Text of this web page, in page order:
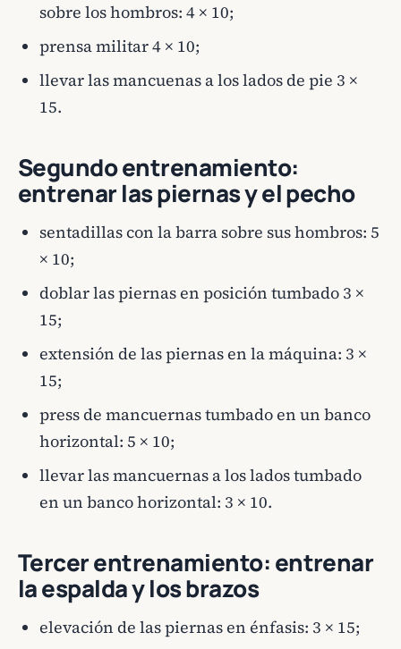
sobre los hombros: 4 × 10;
prensa militar 4 × 10;
llevar las mancuenas a los lados de pie 3 ×
15.
Segundo entrenamiento:
entrenar las piernas y el pecho
sentadillas con la barra sobre sus hombros: 5
× 10;
doblar las piernas en posición tumbado 3 ×
15;
extensión de las piernas en la máquina: 3 ×
15;
press de mancuernas tumbado en un banco
horizontal: 5 × 10;
llevar las mancuernas a los lados tumbado
en un banco horizontal: 3 × 10.
Tercer entrenamiento: entrenar
la espalda y los brazos
elevación de las piernas en énfasis: 3 × 15;